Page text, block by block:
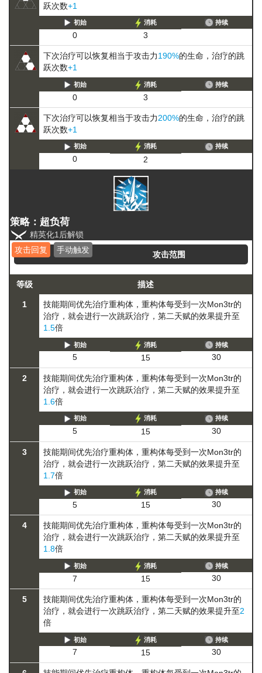
跃次数+1
初始
0
消耗
3
持续
下次治疗可以恢复相当于攻击力190%的生命，治疗的跳
跃次数+1
初始
0
消耗
3
持续
下次治疗可以恢复相当于攻击力200%的生命，治疗的跳
跃次数+1
初始
0
消耗
2
持续
策略：超负荷
精英化1后解锁
攻击回复
手动触发 攻击范围
等级 描述
1
技能期间优先治疗重构体，重构体每受到一次Mon3tr的
治疗，就会进行一次跳跃治疗，第二天赋的效果提升至
1.5倍
初始
5
消耗
15
持续
30
2
技能期间优先治疗重构体，重构体每受到一次Mon3tr的
治疗，就会进行一次跳跃治疗，第二天赋的效果提升至
1.6倍
初始
5
消耗
15
持续
30
3
技能期间优先治疗重构体，重构体每受到一次Mon3tr的
治疗，就会进行一次跳跃治疗，第二天赋的效果提升至
1.7倍
初始
5
消耗
15
持续
30
4
技能期间优先治疗重构体，重构体每受到一次Mon3tr的
治疗，就会进行一次跳跃治疗，第二天赋的效果提升至
1.8倍
初始
7
消耗
15
持续
30
5
技能期间优先治疗重构体，重构体每受到一次Mon3tr的
治疗，就会进行一次跳跃治疗，第二天赋的效果提升至2
倍
初始
7
消耗
15
持续
30